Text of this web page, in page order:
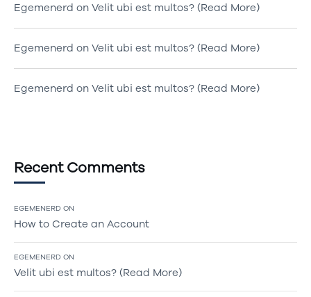
Egemenerd on Velit ubi est multos? (Read More)
Egemenerd on Velit ubi est multos? (Read More)
Egemenerd on Velit ubi est multos? (Read More)
Recent Comments
EGEMENERD ON
How to Create an Account
EGEMENERD ON
Velit ubi est multos? (Read More)